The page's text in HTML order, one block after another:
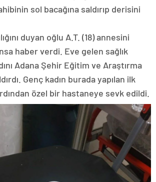
sol bacağına saldırıp derisini
duyan oğlu A.T. (18) annesini
haber verdi. Eve gelen sağlık
Adana Şehir Eğitim ve Araştırma
Genç kadın burada yapılan ilk
özel bir hastaneye sevk edildi.